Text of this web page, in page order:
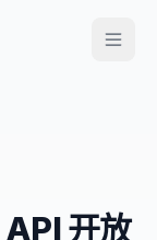
开放